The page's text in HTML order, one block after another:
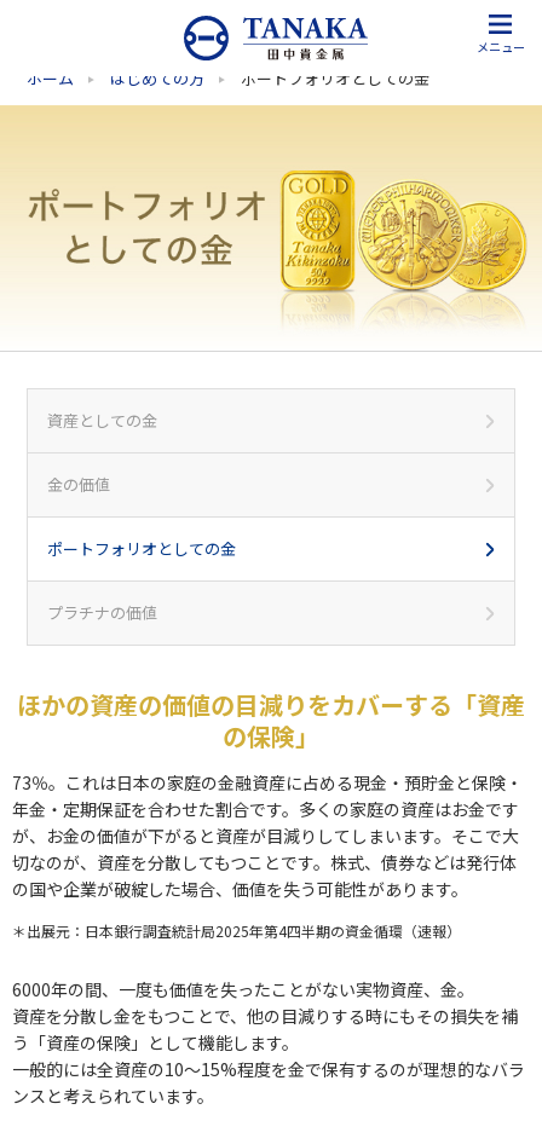
メニュー
ホーム はじめての方 ポートフォリオとしての金
資産としての金
金の価値
ポートフォリオとしての金
プラチナの価値
ほかの資産の価値の目減りをカバーする「資産
の保険」
73％。これは日本の家庭の金融資産に占める現金・預貯金と保険・
年金・定期保証を合わせた割合です。多くの家庭の資産はお金です
が、お金の価値が下がると資産が目減りしてしまいます。そこで大
切なのが、資産を分散してもつことです。株式、債券などは発行体
の国や企業が破綻した場合、価値を失う可能性があります。
＊出展元：日本銀行調査統計局2025年第4四半期の資金循環（速報）
6000年の間、一度も価値を失ったことがない実物資産、金。
資産を分散し金をもつことで、他の目減りする時にもその損失を補
う「資産の保険」として機能します。
一般的には全資産の10～15%程度を金で保有するのが理想的なバラ
ンスと考えられています。